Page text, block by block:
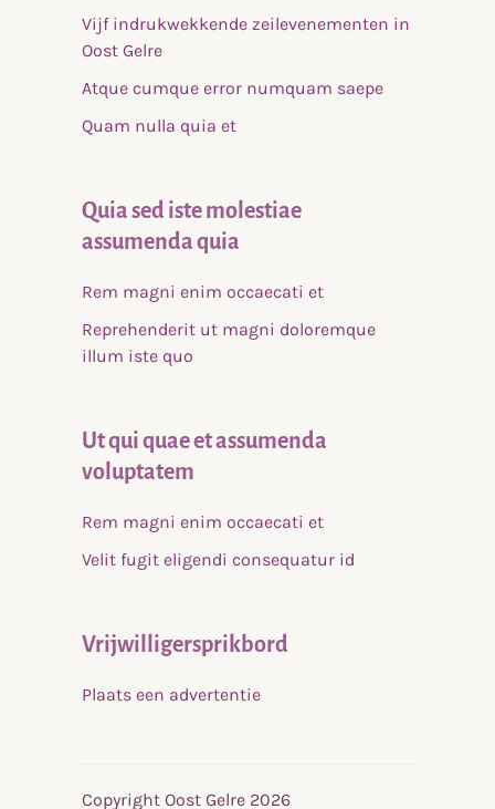
Vijf indrukwekkende zeilevenementen in
Oost Gelre
Atque cumque error numquam saepe
Quam nulla quia et
Quia sed iste molestiae
assumenda quia
Rem magni enim occaecati et
Reprehenderit ut magni doloremque
illum iste quo
Ut qui quae et assumenda
voluptatem
Rem magni enim occaecati et
Velit fugit eligendi consequatur id
Vrijwilligersprikbord
Plaats een advertentie
Copyright Oost Gelre 2026